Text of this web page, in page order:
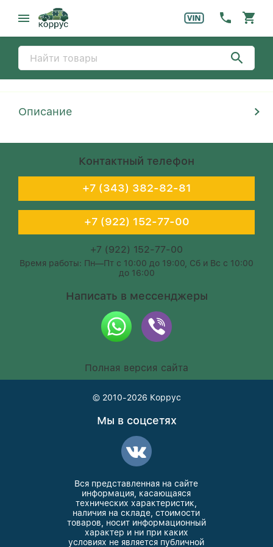
Описание
Контактный телефон
+7 (343) 382-82-81
+7 (922) 152-77-00
+7 (922) 152-77-00
Время работы: Пн—Пт с 10:00 до 19:00, Сб и Вс с 10:00
до 16:00
Написать в мессенджеры
Полная версия сайта
© 2010-2026 Коррус
Мы в соцсетях
Вся представленная на сайте
информация, касающаяся
технических характеристик,
наличия на складе, стоимости
товаров, носит информационный
характер и ни при каких
условиях не является публичной